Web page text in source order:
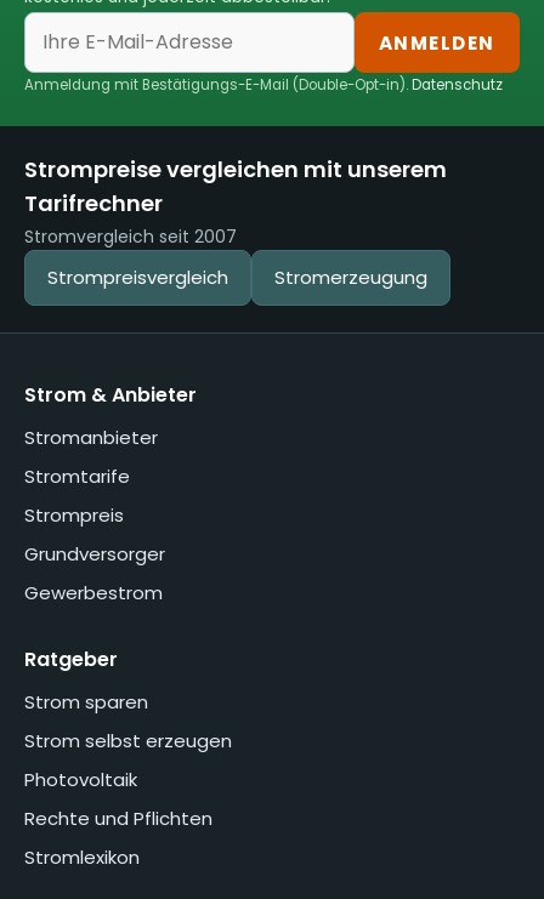
ANMELDEN
Anmeldung mit Bestätigungs-E-Mail (Double-Opt-in).Datenschutz
Strompreise vergleichen mit unserem
Tarifrechner
Stromvergleich seit 2007
Strompreisvergleich Stromerzeugung
Strom & Anbieter
Stromanbieter
Stromtarife
Strompreis
Grundversorger
Gewerbestrom
Ratgeber
Strom sparen
Strom selbst erzeugen
Photovoltaik
Rechte und Pflichten
Stromlexikon